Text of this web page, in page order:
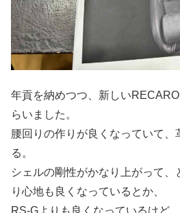
年貢を納めつつ、新しい
らいました。
腰回りの作りが良くなっていて、
る。
シェルの剛性がかなり上がって
り心地も良くなっているとか、
RS-Gよりも良くなっているけど